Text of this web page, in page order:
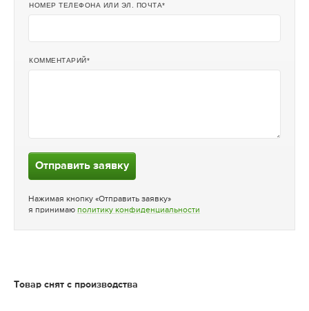
НОМЕР ТЕЛЕФОНА ИЛИ ЭЛ. ПОЧТА
КОММЕНТАРИЙ
Отправить заявку
Нажимая кнопку «Отправить заявку»
я принимаю политику конфиденциальности
Товар снят с производства